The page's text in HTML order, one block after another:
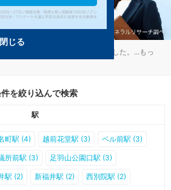
う税理士事務所が9件見つかりました。 ...もっ
を絞り込んで検索
駅
町駅 (4) 越前花堂駅 (3) ベル前駅 (3)
所前駅 (3) 足羽山公園口駅 (3)
駅 (2) 新福井駅 (2) 西別院駅 (2)
じる